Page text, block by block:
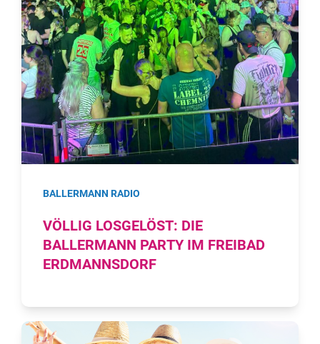
BALLERMANN RADIO
VÖLLIG LOSGELÖST: DIE
BALLERMANN PARTY IM FREIBAD
ERDMANNSDORF